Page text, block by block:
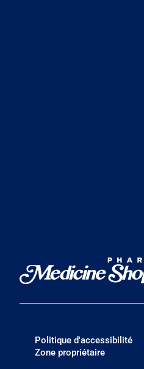
Politique d'accessibilité
Zone propriétaire